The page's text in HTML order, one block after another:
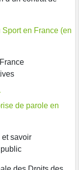
en France (en
de parole en
savoir